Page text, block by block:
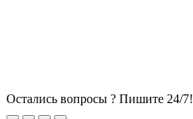
Остались вопросы ? Пишите 24/7!